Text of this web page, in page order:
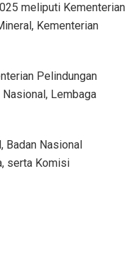
meliputi Kementerian
Kementerian
Pelindungan
Lembaga
Badan Nasional
serta Komisi